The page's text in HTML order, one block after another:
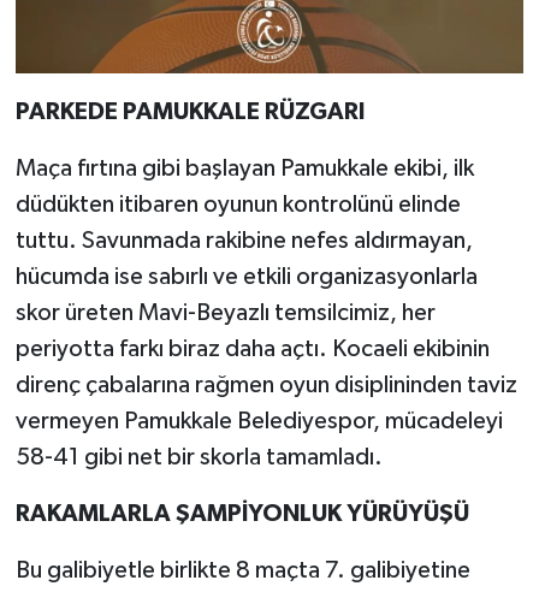
PARKEDE PAMUKKALE RÜZGARI
Maça fırtına gibi başlayan Pamukkale ekibi, ilk
düdükten itibaren oyunun kontrolünü elinde
tuttu. Savunmada rakibine nefes aldırmayan,
hücumda ise sabırlı ve etkili organizasyonlarla
skor üreten Mavi-Beyazlı temsilcimiz, her
periyotta farkı biraz daha açtı. Kocaeli ekibinin
direnç çabalarına rağmen oyun disiplininden taviz
vermeyen Pamukkale Belediyespor, mücadeleyi
58-41 gibi net bir skorla tamamladı.
RAKAMLARLA ŞAMPİYONLUK YÜRÜYÜŞÜ
Bu galibiyetle birlikte 8 maçta 7. galibiyetine